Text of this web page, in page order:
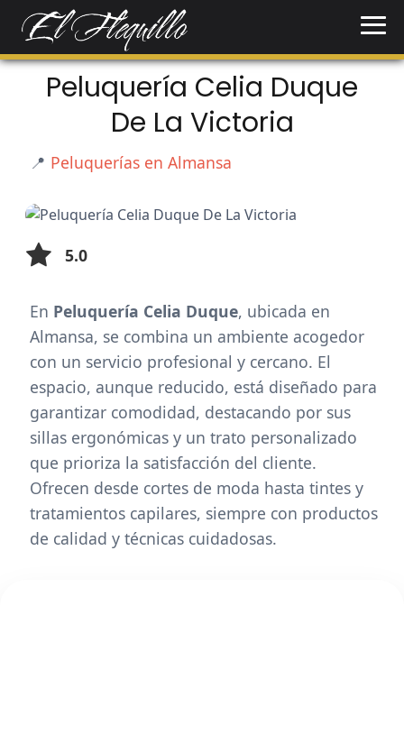
Peluquería Celia Duque
De La Victoria
📍 Peluquerías en Almansa
5.0
En Peluquería Celia Duque, ubicada en
Almansa, se combina un ambiente acogedor
con un servicio profesional y cercano. El
espacio, aunque reducido, está diseñado para
garantizar comodidad, destacando por sus
sillas ergonómicas y un trato personalizado
que prioriza la satisfacción del cliente.
Ofrecen desde cortes de moda hasta tintes y
tratamientos capilares, siempre con productos
de calidad y técnicas cuidadosas.